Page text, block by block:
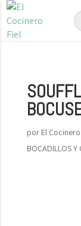
por El
BOCADILLOS Y